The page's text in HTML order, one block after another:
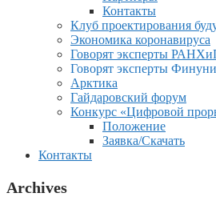
Контакты
Клуб проектирования
Экономика коронавируса
Говорят эксперты
Говорят эксперты
Арктика
Гайдаровский форум
Конкурс «Цифровой
Положение
Заявка/Скачать
Контакты
Archives